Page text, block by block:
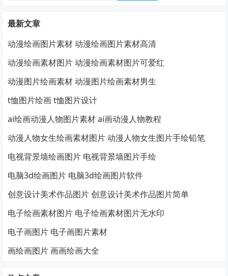
最新文章
动漫绘画图片素材 动漫绘画图片素材高清
动漫绘画素材图片 动漫绘画素材图片可爱红
动漫图片绘画素材 动漫图片绘画素材男生
t恤图片绘画 t恤图片设计
ai绘画动漫人物图片素材 ai画动漫人物教程
动漫人物女生绘画素材图片 动漫人物女生图片手绘铅笔
电视背景墙绘画图片 电视背景墙图片手绘
电脑3d绘画图片 电脑3d绘画图片软件
创意设计美术作品图片 创意设计美术作品图片简单
电子绘画素材图片 电子绘画素材图片无水印
电子画图片 电子画图片素材
画绘画图片 画画绘画大全